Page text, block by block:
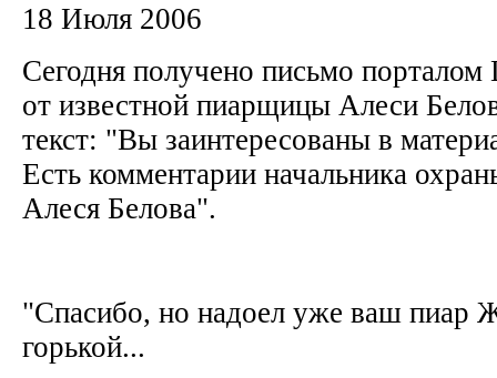
18 Июля 2006
Сегодня получено письмо
от известной пиарщицы Алеси
текст: "Вы заинтересованы в
Есть комментарии начальника
Алеся Белова".
"Спасибо, но надоел уже ваш пиар
горькой...